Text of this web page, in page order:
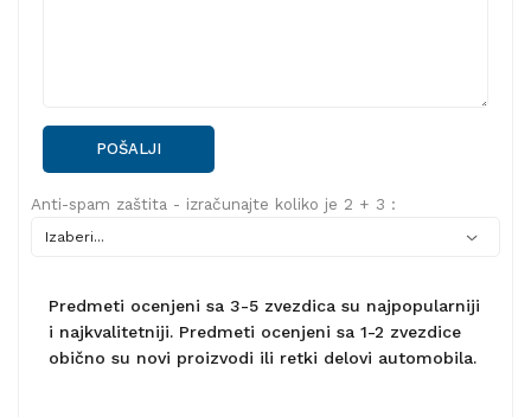
POŠALJI
Anti-spam zaštita - izračunajte koliko je 2 + 3 :
Predmeti ocenjeni sa 3-5 zvezdica su najpopularniji
i najkvalitetniji. Predmeti ocenjeni sa 1-2 zvezdice
obično su novi proizvodi ili retki delovi automobila.